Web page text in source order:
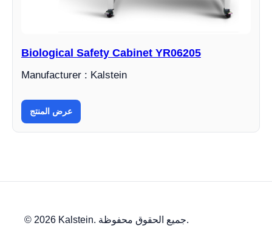
Biological Safety Cabinet YR06205
Manufacturer : Kalstein
عرض المنتج
© 2026 Kalstein. جميع الحقوق محفوظة.